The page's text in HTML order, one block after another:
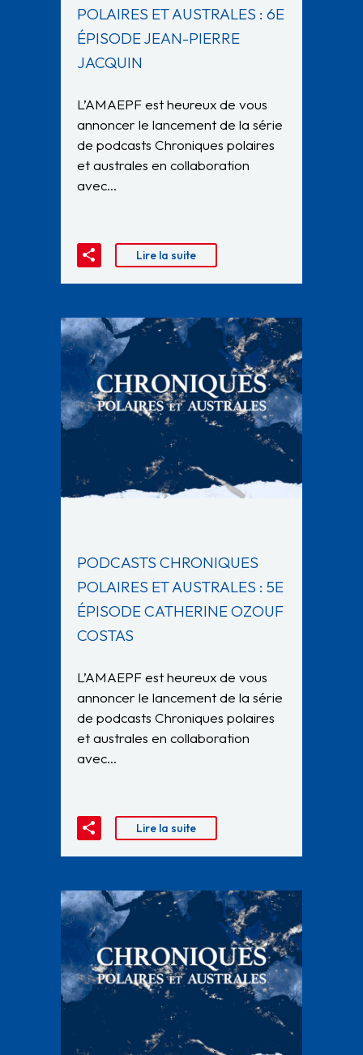
POLAIRES ET AUSTRALES : 6E
ÉPISODE JEAN-PIERRE
JACQUIN
L’AMAEPF est heureux de vous
annoncer le lancement de la série
de podcasts Chroniques polaires
et australes en collaboration
avec…
Lire la suite
PODCASTS CHRONIQUES
POLAIRES ET AUSTRALES : 5E
ÉPISODE CATHERINE OZOUF
COSTAS
L’AMAEPF est heureux de vous
annoncer le lancement de la série
de podcasts Chroniques polaires
et australes en collaboration
avec…
Lire la suite